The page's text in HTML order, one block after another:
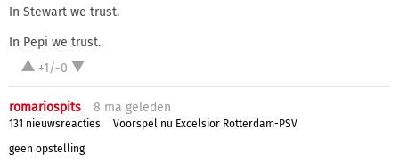
In Stewart we trust.
In Pepi we trust.
+1/-0
romariospits 8 ma geleden
131 nieuwsreacties
Voorspel nu Excelsior Rotterdam-PSV
geen opstelling